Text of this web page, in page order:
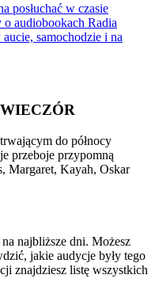
posłuchać w czasie
audiobookach Radia
samochodzie i na
do północy
przeboje przypomną
Margaret, Kayah, Oskar
najbliższe dni. Możesz
jakie audycje były tego
znajdziesz listę wszystkich